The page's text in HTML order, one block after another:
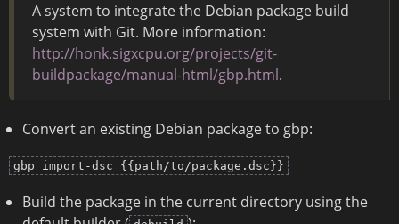
A system to integrate the Debian package build
system with Git. More information:
http://honk.sigxcpu.org/projects/git-
buildpackage/manual-html/gbp.html.
Convert an existing Debian package to gbp:
gbp import-dsc {{path/to/package.dsc}}
Build the package in the current directory using the